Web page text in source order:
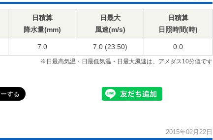
日積算
降水量(mm)
日最大
風速(m/s)
日積算
日照時間(時)
7.0 7.0 (23:50) 0.0
※日最高気温・日最低気温・日最大風速は、アメダス10分値です
2015年02月22日